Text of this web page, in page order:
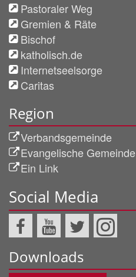
Pastoraler Weg
Gremien & Räte
Bischof
katholisch.de
Internetseelsorge
Caritas
Region
Verbandsgemeinde
Evangelische Gemeinde
Ein Link
Social Media
Downloads